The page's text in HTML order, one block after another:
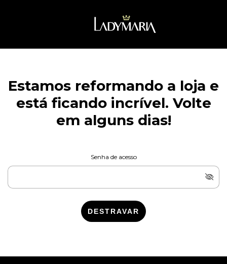
Estamos reformando a loja e
está ficando incrível. Volte
em alguns dias!
Senha de acesso
DESTRAVAR